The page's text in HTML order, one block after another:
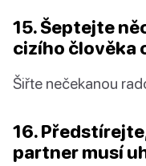
15. Šeptejte
cizího člověka
Šiřte nečekanou
16.
partner musí